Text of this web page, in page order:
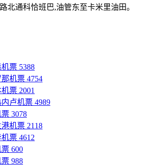
北通科恰班巴,油管东至卡米里油田。
票 5388
机票 4754
机票 2001
卢机票 4989
票 3078
机票 2118
票 4612
票 600
票 988